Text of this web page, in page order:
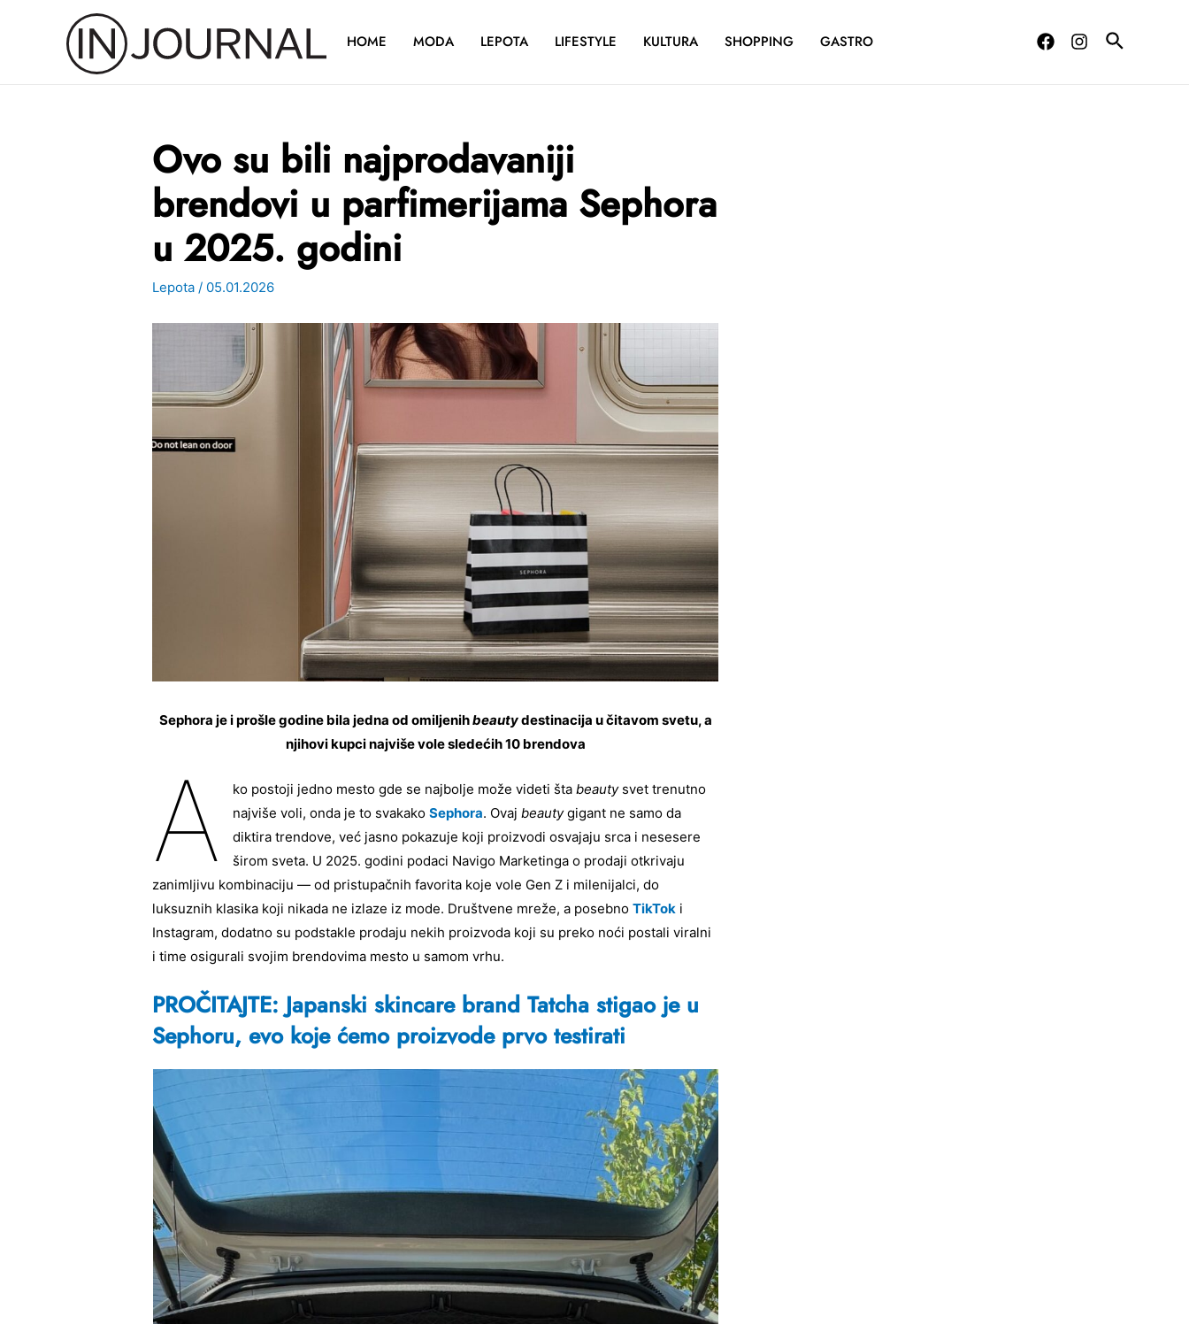
HOME MODA LEPOTA LIFESTYLE KULTURA SHOPPING GASTRO
Ovo su bili najprodavaniji
brendovi u parfimerijama Sephora
u 2025. godini
Lepota / 05.01.2026
Sephora je i prošle godine bila jedna od omiljenihbeautydestinacija u čitavom svetu, a
njihovi kupci najviše vole sledećih 10 brendova
A ko postoji jedno mesto gde se najbolje može videti šta beautysvet trenutno
najviše voli, onda je to svakako Sephora. Ovaj beautygigant ne samo da
diktira trendove, već jasno pokazuje koji proizvodi osvajaju srca i nesesere
širom sveta. U 2025. godini podaci Navigo Marketinga o prodaji otkrivaju
zanimljivu kombinaciju — od pristupačnih favorita koje vole Gen Z i milenijalci, do
luksuznih klasika koji nikada ne izlaze iz mode. Društvene mreže, a posebnoTikTok i
Instagram, dodatno su podstakle prodaju nekih proizvoda koji su preko noći postali viralni
i time osigurali svojim brendovima mesto u samom vrhu.
PROČITAJTE: Japanski skincare brand Tatcha stigao je u
Sephoru, evo koje ćemo proizvode prvo testirati